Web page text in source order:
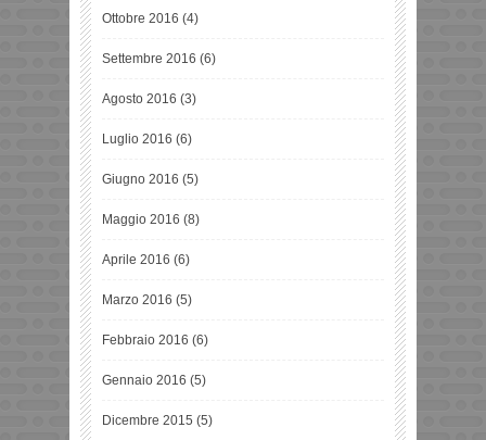
Ottobre 2016 (4)
Settembre 2016 (6)
Agosto 2016 (3)
Luglio 2016 (6)
Giugno 2016 (5)
Maggio 2016 (8)
Aprile 2016 (6)
Marzo 2016 (5)
Febbraio 2016 (6)
Gennaio 2016 (5)
Dicembre 2015 (5)